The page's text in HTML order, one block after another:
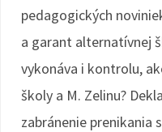
pedagogických
a garant alternatívnej
vykonáva i kontrolu,
školy a M. Zelinu?
zabránenie prenikania